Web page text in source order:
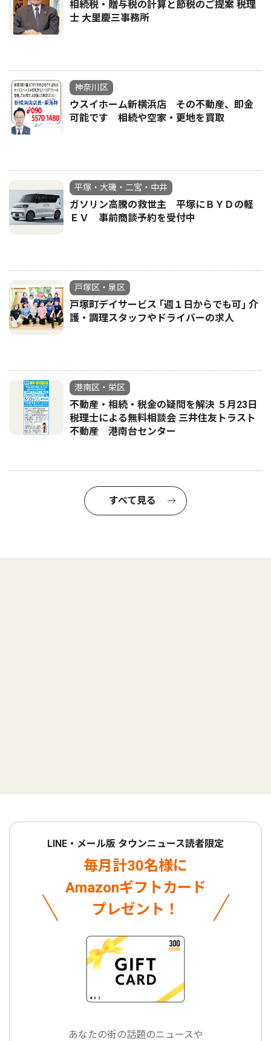
相続税・贈与税の計算と節税のご提案 税理
士 大里慶三事務所
神奈川区
ウスイホーム新横浜店 その不動産、即金
可能です 相続や空家・更地を買取
平塚・大磯・二宮・中井
ガソリン高騰の救世主 平塚にＢＹＤの軽
ＥＶ 事前商談予約を受付中
戸塚区・泉区
戸塚町デイサービス ｢週１日からでも可｣ 介
護・調理スタッフやドライバーの求人
港南区・栄区
不動産・相続・税金の疑問を解決 ５月23日
税理士による無料相談会 三井住友トラスト
不動産 港南台センター
すべて見る
LINE・メール版 タウンニュース読者限定
毎月計30名様に
Amazonギフトカード
プレゼント！
あなたの街の話題のニュースや